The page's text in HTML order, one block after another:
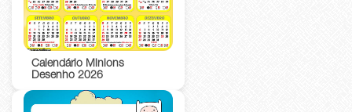
Calendário Minions
Desenho 2026